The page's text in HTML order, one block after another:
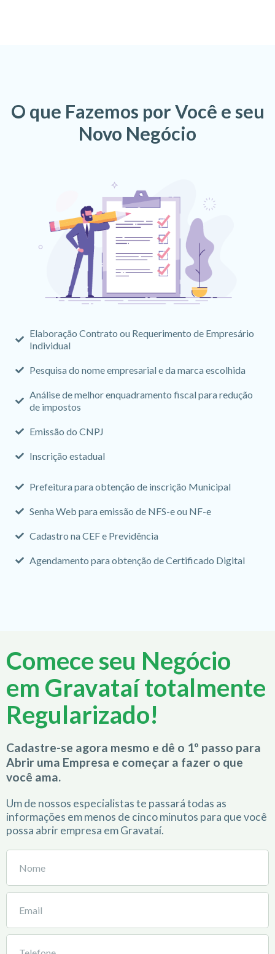
O que Fazemos por Você e seu
Novo Negócio
Elaboração Contrato ou Requerimento de Empresário
Individual
Pesquisa do nome empresarial e da marca escolhida
Análise de melhor enquadramento fiscal para redução
de impostos
Emissão do CNPJ
Inscrição estadual
Prefeitura para obtenção de inscrição Municipal
Senha Web para emissão de NFS-e ou NF-e
Cadastro na CEF e Previdência
Agendamento para obtenção de Certificado Digital
Comece seu Negócio
em Gravataí totalmente
Regularizado!
Cadastre-se agora mesmo e dê o 1º passo para
Abrir uma Empresa e começar a fazer o que
você ama.
Um de nossos especialistas te passará todas as
informações em menos de cinco minutos para que você
possa abrir empresa em Gravataí.